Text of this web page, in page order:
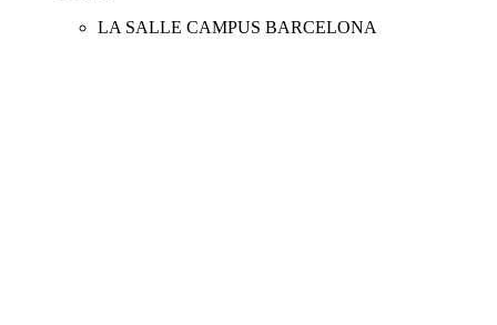
LA SALLE CAMPUS BARCELONA